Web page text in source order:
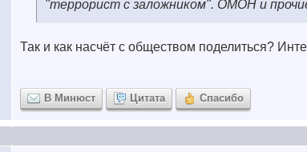
"террорист с заложником". ОМОН и
Так и как насчёт с обществом поделиться?
В Минюст Цитата Спасибо